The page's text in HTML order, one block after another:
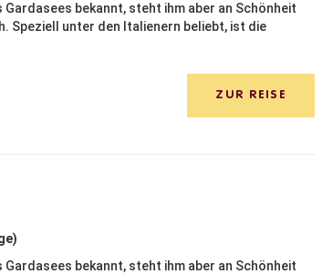
bekannt, steht ihm aber an Schönheit
Speziell unter den Italienern beliebt, ist die
ZUR REISE
bekannt, steht ihm aber an Schönheit